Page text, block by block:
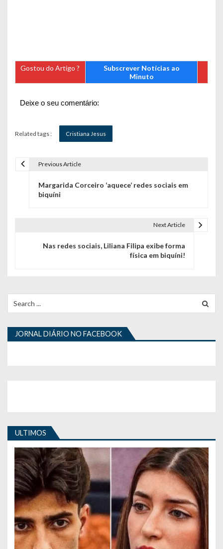
Gostou do Artigo ?
Subscrever Notícias ao
Minuto
Deixe o seu comentário:
Related tags : Cristiana Jesus
ã
o
d
i
g
o
s
Previous Article
Margarida Corceiro ‘aquece’ redes sociais em
biquíni
Next Article
Nas redes sociais, Liliana Filipa exibe forma
física em biquíni!
for:
JORNAL DIÁRIO NO FACEBOOK
ULTIMOS